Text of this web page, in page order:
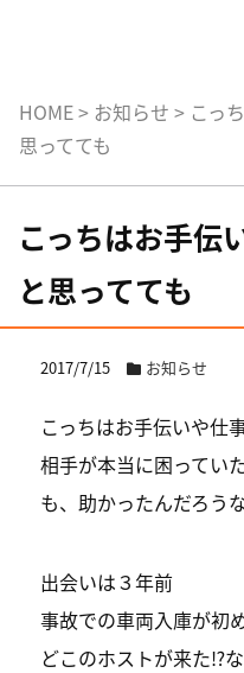
HOME> お知らせ > こっ
思ってても
こっちはお手伝
と思ってても
2017/7/15 お知らせ
こっちはお手伝いや仕
相手が本当に困ってい
も、助かったんだろう
出会いは３年前
事故での車両入庫が初
どこのホストが来た⁉️